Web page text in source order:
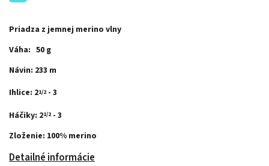
Priadza z jemnej merino vlny
Váha: 50 g
Návin: 233 m
Ihlice: 21/2- 3
Háčiky: 21/2- 3
Zloženie: 100% merino
Detailné informácie